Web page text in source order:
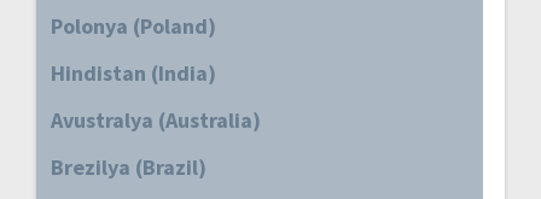
Polonya (Poland)
Hindistan (India)
Avustralya (Australia)
Brezilya (Brazil)